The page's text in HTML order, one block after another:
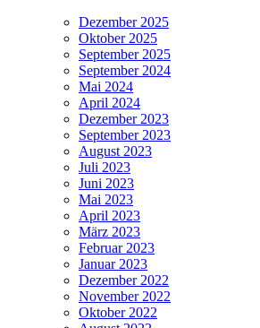
Dezember 2025
Oktober 2025
September 2025
September 2024
Mai 2024
April 2024
Dezember 2023
September 2023
August 2023
Juli 2023
Juni 2023
Mai 2023
April 2023
März 2023
Februar 2023
Januar 2023
Dezember 2022
November 2022
Oktober 2022